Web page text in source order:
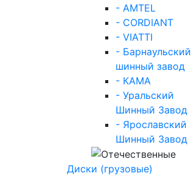
- AMTEL
- CORDIANT
- VIATTI
- Барнаульский
шинный завод
- КАМА
- Уральский
Шинный Завод
- Ярославский
Шинный Завод
Диски (грузовые)